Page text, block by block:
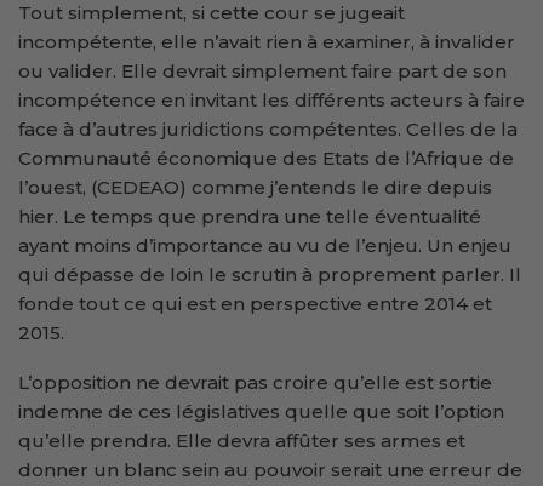
Tout simplement, si cette cour se jugeait
incompétente, elle n’avait rien à examiner, à invalider
ou valider. Elle devrait simplement faire part de son
incompétence en invitant les différents acteurs à faire
face à d’autres juridictions compétentes. Celles de la
Communauté économique des Etats de l’Afrique de
l’ouest, (CEDEAO) comme j’entends le dire depuis
hier. Le temps que prendra une telle éventualité
ayant moins d’importance au vu de l’enjeu. Un enjeu
qui dépasse de loin le scrutin à proprement parler. Il
fonde tout ce qui est en perspective entre 2014 et
2015.
L’opposition ne devrait pas croire qu’elle est sortie
indemne de ces législatives quelle que soit l’option
qu’elle prendra. Elle devra affûter ses armes et
donner un blanc sein au pouvoir serait une erreur de